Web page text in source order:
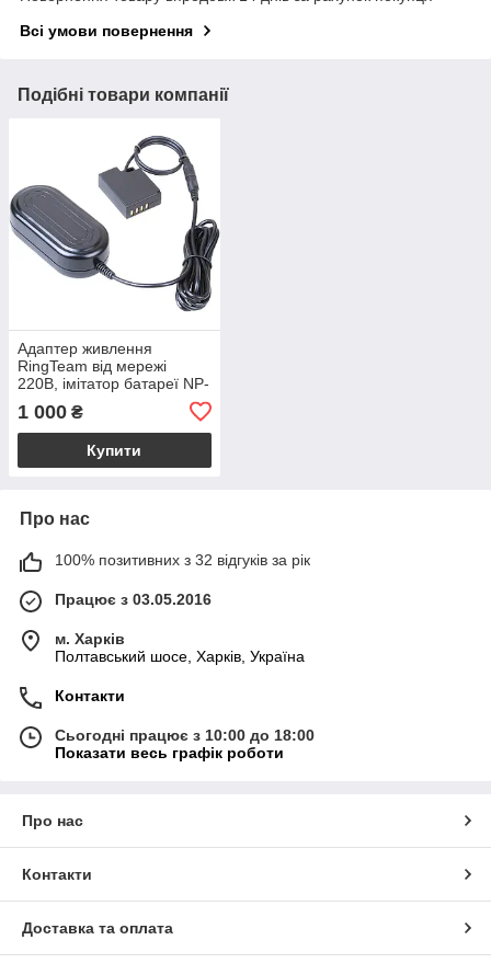
Всі умови повернення
Подібні товари компанії
Адаптер живлення
RingTeam від мережі
220В, імітатор батареї NP-
W126 для Fujifilm X-T3, X-
T20, X-T30
1 000 ₴
Купити
Про нас
100% позитивних з 32 відгуків за рік
Працює з 03.05.2016
м. Харків
Полтавський шосе, Харків, Україна
Контакти
Сьогодні працює з 10:00 до 18:00
Показати весь графік роботи
Про нас
Контакти
Доставка та оплата